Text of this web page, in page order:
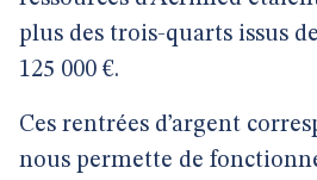
plus des trois-quarts issus
125 000 €.
Ces rentrées d’argent
nous permette de